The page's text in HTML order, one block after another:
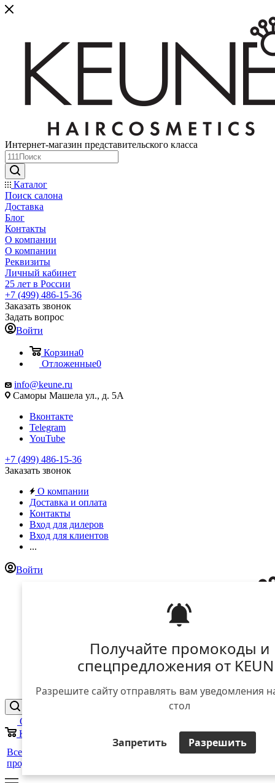
Получайте промокоды и
спецпредложения от
Разрешите сайту отправлять вам уведомления
стол
Запретить Разрешить
Интернет-магазин представительского класса
Каталог
Поиск салона
Доставка
Блог
Контакты
О компании
О компании
Реквизиты
Личный кабинет
25 лет в России
+7 (499) 486-15-36
Заказать звонок
Задать вопрос
Войти
Корзина0
Отложенные0
info@keune.ru
Саморы Машела ул., д. 5А
Вконтакте
Telegram
YouTube
+7 (499) 486-15-36
Заказать звонок
О компании
Доставка и оплата
Контакты
Вход для дилеров
Вход для клиентов
...
Войти
Отложенные
Корзина
Все
продукты
25 лет
+